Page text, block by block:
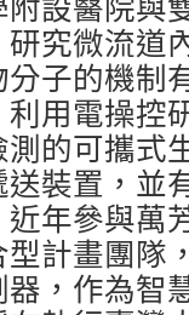
附設醫院與
研究微流道
分子的機制
利用電操控
測的可攜式
送裝置，並
近年參與萬
型計畫團隊
器，作為智